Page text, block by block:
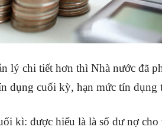
lý chi tiết hơn thì Nhà nước đã
dụng cuối kỳ, hạn mức tín dụng
kì: được hiểu là là số dư nợ